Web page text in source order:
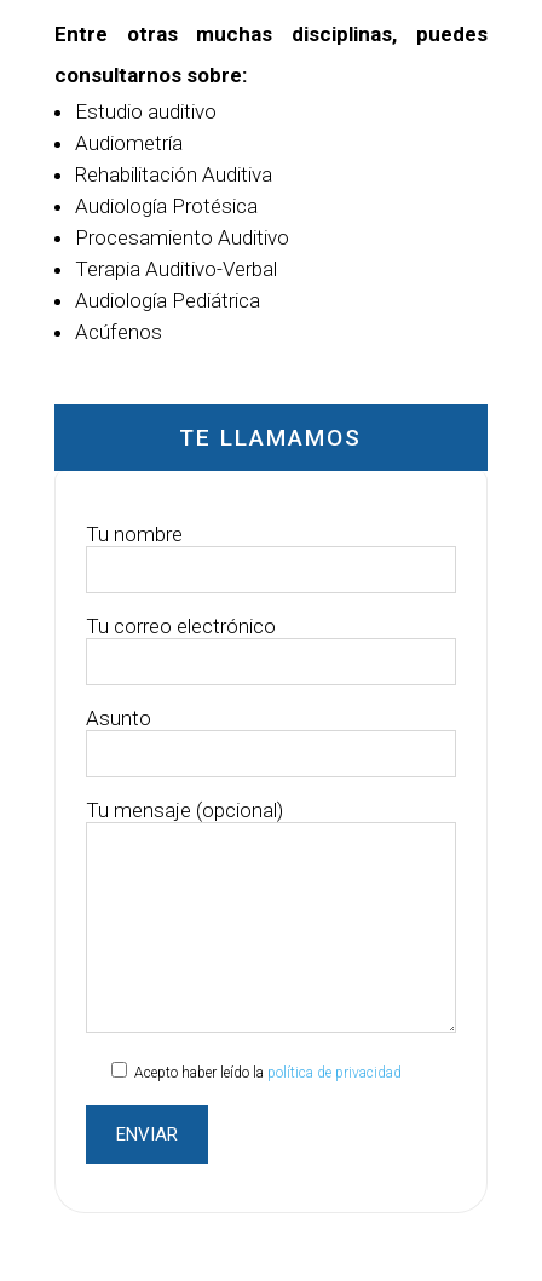
Entre otras muchas disciplinas, puedes
consultarnos sobre:
Estudio auditivo
Audiometría
Rehabilitación Auditiva
Audiología Protésica
Procesamiento Auditivo
Terapia Auditivo-Verbal
Audiología Pediátrica
Acúfenos
TE LLAMAMOS
Tu nombre
Tu correo electrónico
Asunto
Tu mensaje (opcional)
Acepto haber leído la política de privacidad